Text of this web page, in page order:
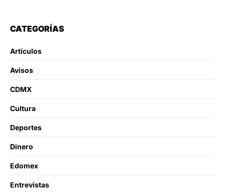
CATEGORÍAS
Artículos
Avisos
CDMX
Cultura
Deportes
Dinero
Edomex
Entrevistas